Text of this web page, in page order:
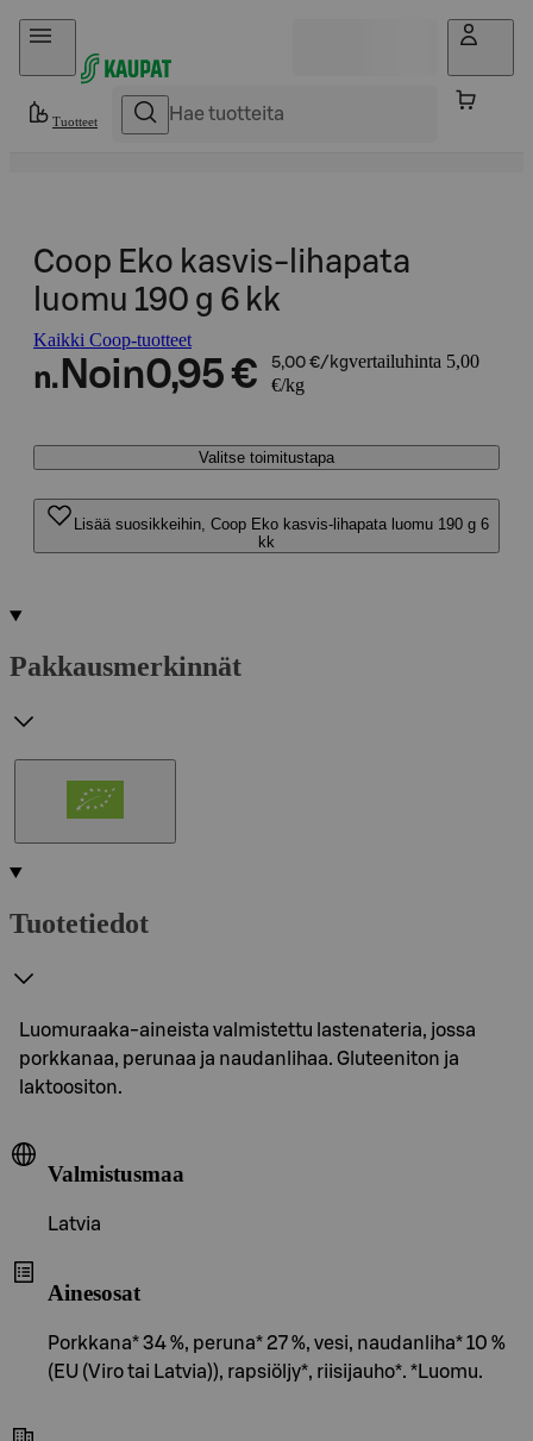
Hyppää sisältöön
Tuotteet
Coop Eko kasvis-lihapata
luomu 190 g 6 kk
Kaikki Coop-tuotteet
n. Noin0,95 € 5,00 €/kgvertailuhinta 5,00
€/kg
Valitse toimitustapa
Lisää suosikkeihin, Coop Eko kasvis-lihapata luomu 190 g 6
kk
Pakkausmerkinnät
Tuotetiedot
Luomuraaka-aineista valmistettu lastenateria, jossa
porkkanaa, perunaa ja naudanlihaa. Gluteeniton ja
laktoositon.
Valmistusmaa
Latvia
Ainesosat
Porkkana* 34 %, peruna* 27 %, vesi, naudanliha* 10 %
(EU (Viro tai Latvia)), rapsiöljy*, riisijauho*. *Luomu.